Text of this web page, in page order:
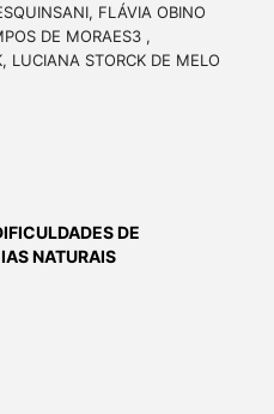
FLÁVIA OBINO
DE MORAES3 ,
LUCIANA STORCK DE MELO
DE
NATURAIS